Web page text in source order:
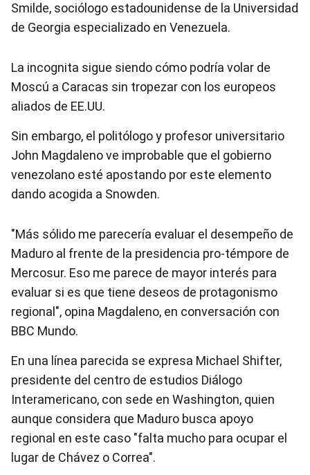
Smilde, sociólogo estadounidense de la Universidad
de Georgia especializado en Venezuela.
La incognita sigue siendo cómo podría volar de
Moscú a Caracas sin tropezar con los europeos
aliados de EE.UU.
Sin embargo, el politólogo y profesor universitario
John Magdaleno ve improbable que el gobierno
venezolano esté apostando por este elemento
dando acogida a Snowden.
"Más sólido me parecería evaluar el desempeño de
Maduro al frente de la presidencia pro-témpore de
Mercosur. Eso me parece de mayor interés para
evaluar si es que tiene deseos de protagonismo
regional", opina Magdaleno, en conversación con
BBC Mundo.
En una línea parecida se expresa Michael Shifter,
presidente del centro de estudios Diálogo
Interamericano, con sede en Washington, quien
aunque considera que Maduro busca apoyo
regional en este caso "falta mucho para ocupar el
lugar de Chávez o Correa".